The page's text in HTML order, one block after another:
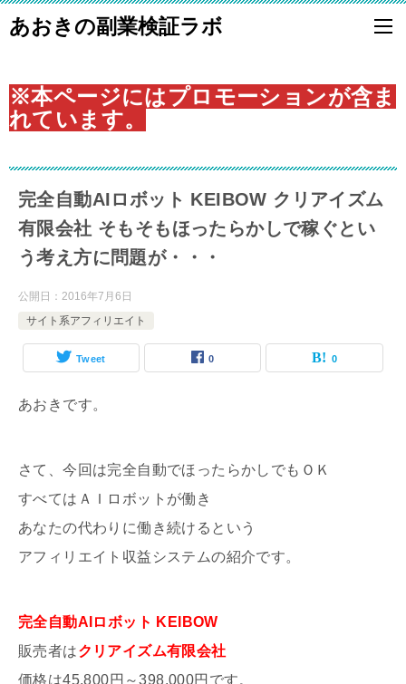
あおきの副業検証ラボ
※本ページにはプロモーションが含ま
れています。
完全自動AIロボット KEIBOW クリアイズム
有限会社 そもそもほったらかしで稼ぐとい
う考え方に問題が・・・
公開日： 2016年7月6日
サイト系アフィリエイト
Tweet 0 0
あおきです。
さて、今回は完全自動でほったらかしでもＯＫ
すべてはＡＩロボットが働き
あなたの代わりに働き続けるという
アフィリエイト収益システムの紹介です。
完全自動AIロボット KEIBOW
販売者はクリアイズム有限会社
価格は45,800円～398,000円です。